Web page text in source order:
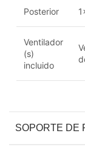
Posterior
Ventilador
(s)
incluido
SOPORTE DE